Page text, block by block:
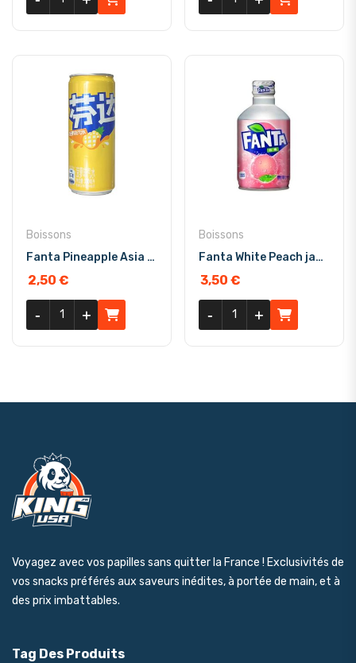
Boissons
Fanta Pineapple Asia 330ml
2,50 €
quantité de Fanta Pineapple Asia 330ml
+
- +
-
Boissons
Fanta White Peach jap alu
3,50€
quantité de Fanta White
+
- +
-
Voyagez avec vos papilles sans quitter la France ! Exclusivités de
vos snacks préférés aux saveurs inédites, à portée de main, et à
des prix imbattables.
Tag Des Produits